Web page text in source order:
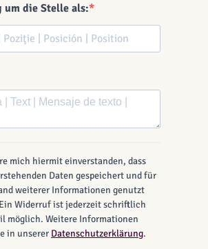
um die Stelle als:
mich hiermit einverstanden, dass
Daten gespeichert und für
weiterer Informationen genutzt
Widerruf ist jederzeit schriftlich
möglich. Weitere Informationen
in unserer Datenschutzerklärung.